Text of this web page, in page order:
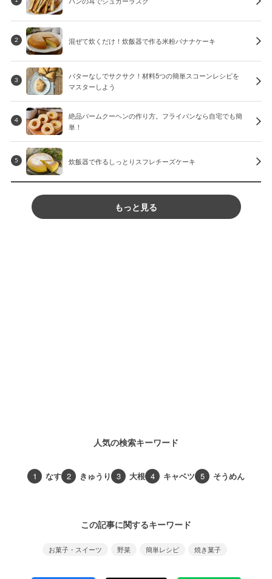
2 混ぜて炊くだけ！炊飯器で作る米粉バナナケーキ
3
バターなしでサクサク！材料5つの簡単スコーンレシピを
マスターしよう
4
絶品バームクーヘンの作り方。フライパンなら自宅でも簡
単！
5 炊飯器で作るしっとりスフレチーズケーキ
もっと見る
人気の検索キーワード
1 なす 2 きゅうり 3 大根 4 キャベツ 5 そうめん
この記事に関するキーワード
お菓子・スイーツ 野菜 簡単レシピ 焼き菓子